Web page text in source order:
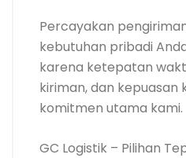
Percayakan
kebutuhan pribadi
karena ketepatan
kiriman, dan kepuasan
komitmen utama kami.
GC Logistik – Pilihan